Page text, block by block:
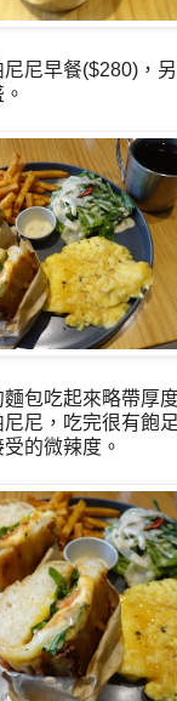
尼早餐($280)，
包吃起來略帶厚
尼，吃完很有飽
的微辣度。